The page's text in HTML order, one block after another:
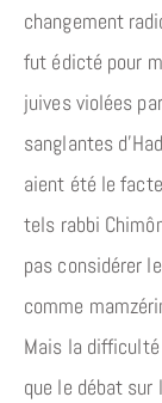
changement
fut édicté pour
juives violées
sanglantes
aient été le
tels rabbi
pas considérer
comme
Mais la
que le débat